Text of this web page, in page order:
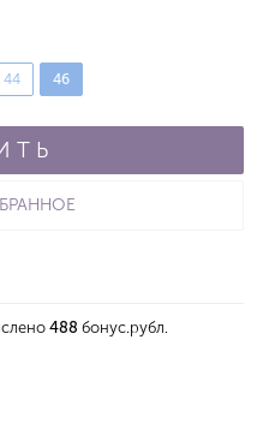
44 46
488 бонус.рубл.